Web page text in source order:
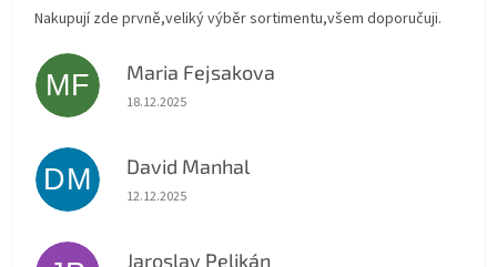
Nakupují zde prvně,veliký výběr sortimentu,všem doporučuji.
MF Maria Fejsakova
Hodnocení obchodu je 5 z 5 hvězdiček.
18.12.2025
DM David Manhal
Hodnocení obchodu je 5 z 5 hvězdiček.
12.12.2025
Jaroslav Pelikán